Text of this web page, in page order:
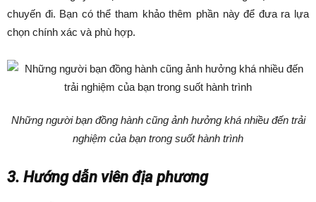
chuyến đi. Bạn có thể tham khảo thêm phần này để đưa ra lựa
chọn chính xác và phù hợp.
Những người bạn đồng hành cũng ảnh hưởng khá nhiều đến trải
nghiệm của bạn trong suốt hành trình
3. Hướng dẫn viên địa phương